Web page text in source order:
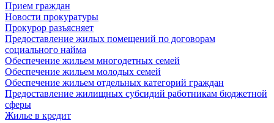
Прием граждан
Новости прокуратуры
Прокурор разъясняет
Предоставление жилых помещений по договорам
социального найма
Обеспечение жильем многодетных семей
Обеспечение жильем молодых семей
Обеспечение жильем отдельных категорий граждан
Предоставление жилищных субсидий работникам бюджетной
сферы
Жилье в кредит